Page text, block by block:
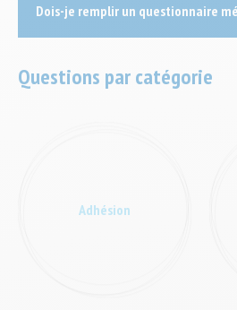
Dois-je remplir un questionnaire
Questions par catégorie
Adhésion